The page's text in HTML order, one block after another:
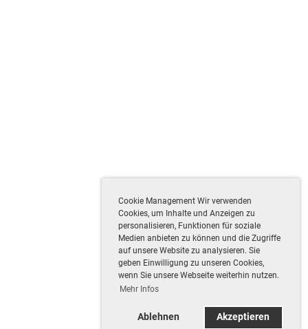
Cookie Management Wir verwenden
Cookies, um Inhalte und Anzeigen zu
personalisieren, Funktionen für soziale
Medien anbieten zu können und die Zugriffe
auf unsere Website zu analysieren. Sie
geben Einwilligung zu unseren Cookies,
wenn Sie unsere Webseite weiterhin nutzen.
Mehr Infos
Ablehnen Akzeptieren